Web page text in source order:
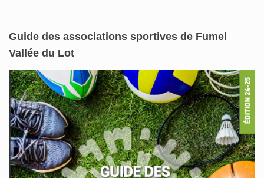
Guide des associations sportives de Fumel
Vallée du Lot